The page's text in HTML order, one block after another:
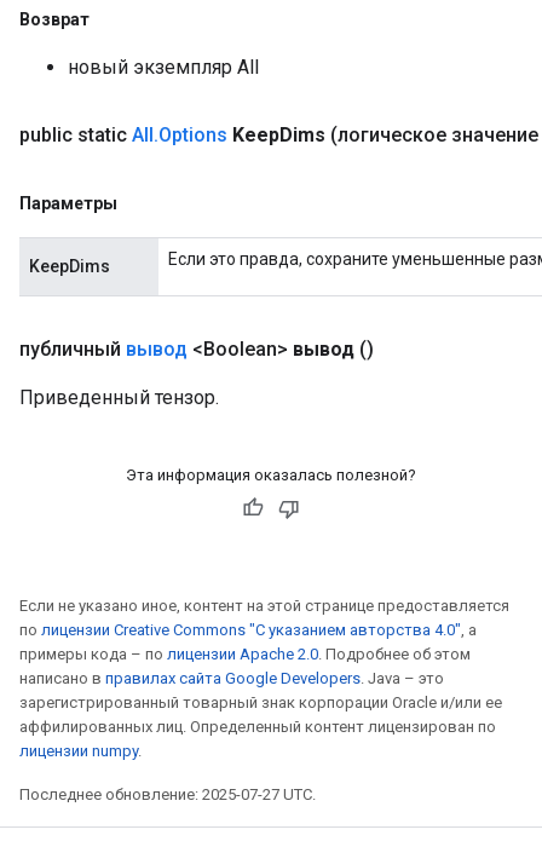
Возврат
новый экземпляр All
public static All.Options KeepDims (логическое значение
Параметры
KeepDims Если это правда, сохраните уменьшенные
публичный вывод <Boolean> вывод ()
Приведенный тензор.
Эта информация оказалась полезной?
Если не указано иное, контент на этой странице предоставляется
по лицензии Creative Commons "С указанием авторства 4.0", а
примеры кода – по лицензии Apache 2.0. Подробнее об этом
написано в правилах сайта Google Developers. Java – это
зарегистрированный товарный знак корпорации Oracle и/или ее
аффилированных лиц. Определенный контент лицензирован по
лицензии numpy.
Последнее обновление: 2025-07-27 UTC.